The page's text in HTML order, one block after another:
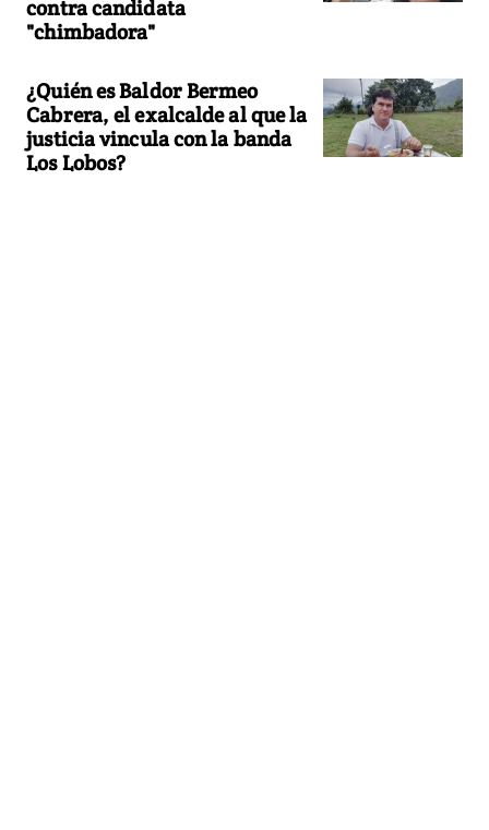
contra candidata
"chimbadora"
¿Quién es Baldor Bermeo
Cabrera, el exalcalde al que la
justicia vincula con la banda
Los Lobos?